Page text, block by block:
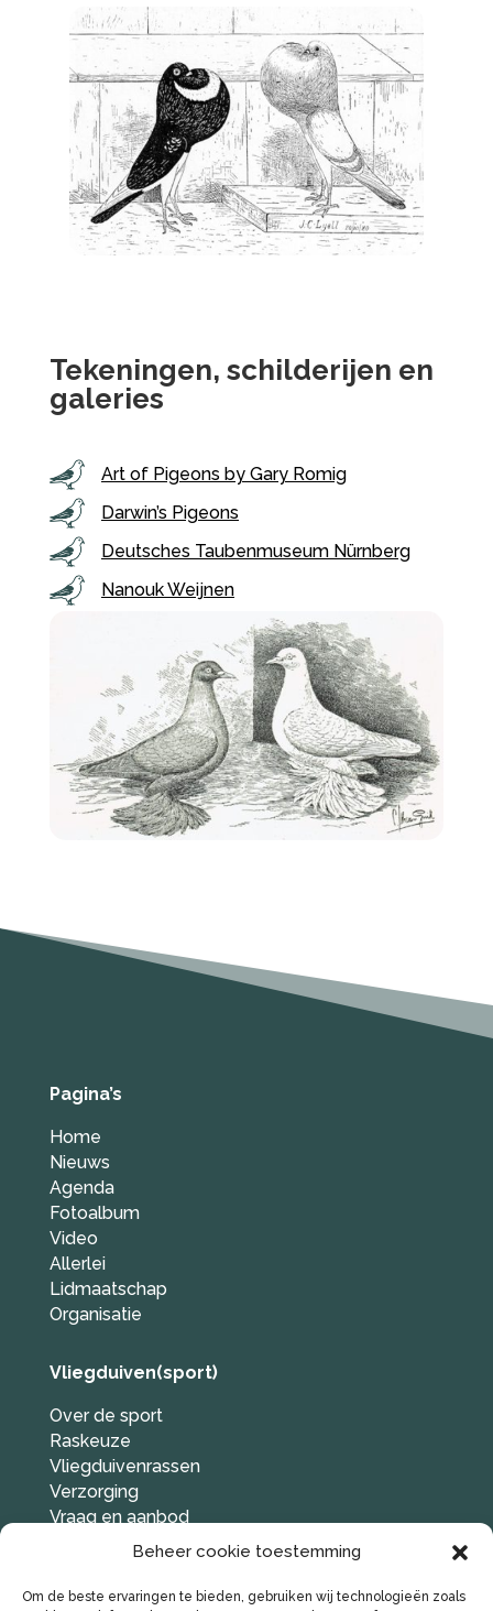
Beheer cookie toestemming
Om de beste ervaringen te bieden, gebruiken wij technologieën zoals
Tekeningen, schilderijen en
galeries
Art of Pigeons by Gary Romig
Darwin’s Pigeons
Deutsches Taubenmuseum Nürnberg
Nanouk Weijnen
Pagina’s
Home
Nieuws
Agenda
Fotoalbum
Video
Allerlei
Lidmaatschap
Organisatie
Vliegduiven(sport)
Over de sport
Raskeuze
Vliegduivenrassen
Verzorging
Vraag en aanbod
Duif gevonden?